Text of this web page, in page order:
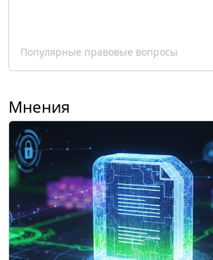
Популярные правовые вопросы
Мнения